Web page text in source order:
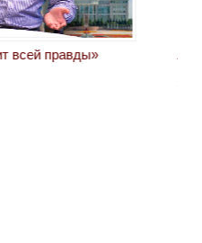
всей правды»